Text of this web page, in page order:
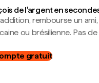
de l'argent en
rembourse un
ou brésilienne. Pas
gratuit